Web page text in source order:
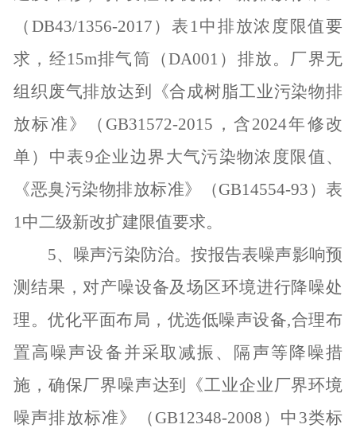
（ DB43/1356-2017 ）表 1中排放浓度限值要
求，经15m排气筒（DA001 ）排放。厂界无
组织废气排放达到《合成树脂工业污染物排
放标准》（ GB31572-2015 ，含2024年修改
单）中表9企业边界大气污染物浓度限值、
《恶臭污染物排放标准》（GB14554-93 ）表
1中二级新改扩建限值要求。
5、噪声污染防治。按报告表噪声影响预
测结果，对产噪设备及场区环境进行降噪处
理。优化平面布局，优选低噪声设备,合理布
置高噪声设备并采取减振、隔声等降噪措
施，确保厂界噪声达到《工业企业厂界环境
噪声排放标准》（ GB12348-2008 ）中 3类标